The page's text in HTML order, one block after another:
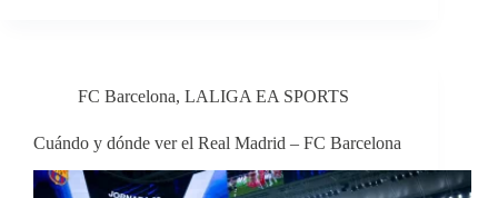
FC Barcelona, LALIGA EA SPORTS
Cuándo y dónde ver el Real Madrid – FC Barcelona